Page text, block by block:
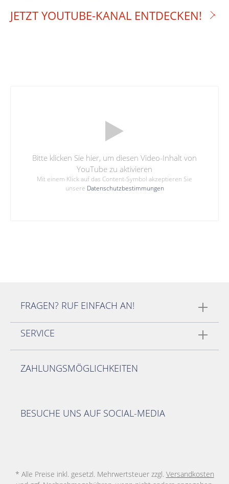
JETZT YOUTUBE-KANAL ENTDECKEN!
Bitte klicken Sie hier, um diesen Video-Inhalt von
YouTube zu aktivieren
Mit einem Klick auf das Content-Symbol akzeptieren Sie
unsere Datenschutzbestimmungen
FRAGEN? RUF EINFACH AN!
SERVICE
ZAHLUNGSMÖGLICHKEITEN
BESUCHE UNS AUF SOCIAL-MEDIA
* Alle Preise inkl. gesetzl. Mehrwertsteuer zzgl. Versandkosten